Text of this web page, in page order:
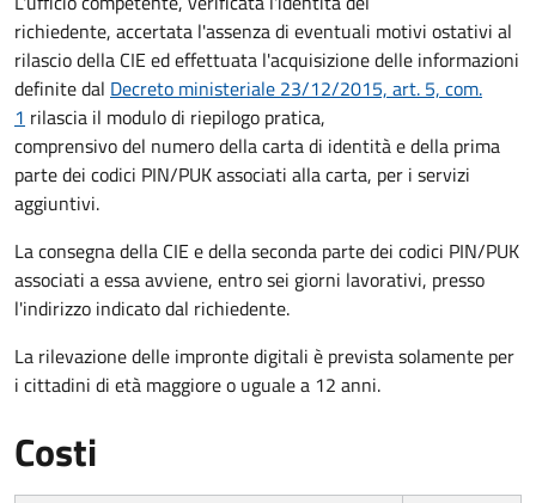
richiedente, accertata l'assenza di eventuali motivi ostativi al
rilascio della CIE ed effettuata l'acquisizione delle informazioni
definite dal Decreto ministeriale 23/12/2015, art. 5, com.
1 rilascia il modulo di riepilogo pratica,
comprensivo del numero della carta di identità e della prima
parte dei codici PIN/PUK associati alla carta, per i servizi
aggiuntivi.
La consegna della CIE e della seconda parte dei codici PIN/PUK
associati a essa avviene, entro sei giorni lavorativi, presso
l'indirizzo indicato dal richiedente.
La rilevazione delle impronte digitali è prevista solamente per
i cittadini di età maggiore o uguale a 12 anni.
Costi